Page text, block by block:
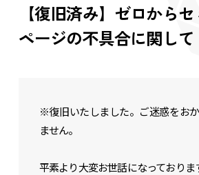
・トミソーについて
・トミソーの仕事
・採用情報
【復旧済み】ゼロから
ページの不具合に関して
※復旧いたしました。ご迷惑をお
ません。
平素より大変お世話になっておりま